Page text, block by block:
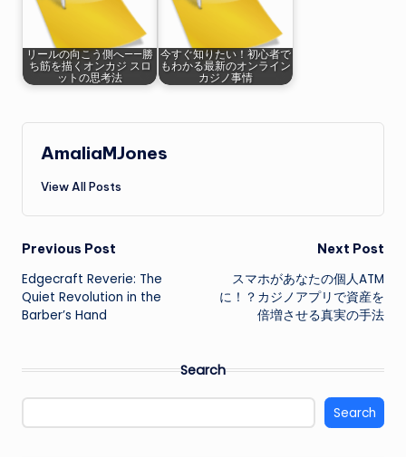
リールの向こう側へ——勝
ち筋を描くオンカジ スロ
ットの思考法
今すぐ知りたい！初心者で
もわかる最新のオンライン
カジノ事情
AmaliaMJones
View All Posts
Post
navigation
Previous Post
Edgecraft Reverie: The
Quiet Revolution in the
Barber’s Hand
Next Post
スマホがあなたの個人ATM
に！？カジノアプリで資産を
倍増させる真実の手法
Search
Search